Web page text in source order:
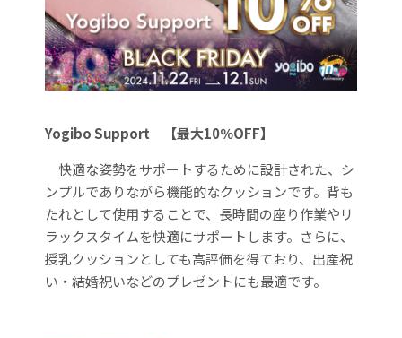
Yogibo Support
【最大10％OFF】
快適な姿勢をサポートするために設計された、シ
ンプルでありながら機能的なクッションです。背も
たれとして使用することで、長時間の座り作業やリ
ラックスタイムを快適にサポートします。さらに、
授乳クッションとしても高評価を得ており、出産祝
い・結婚祝いなどのプレゼントにも最適です。